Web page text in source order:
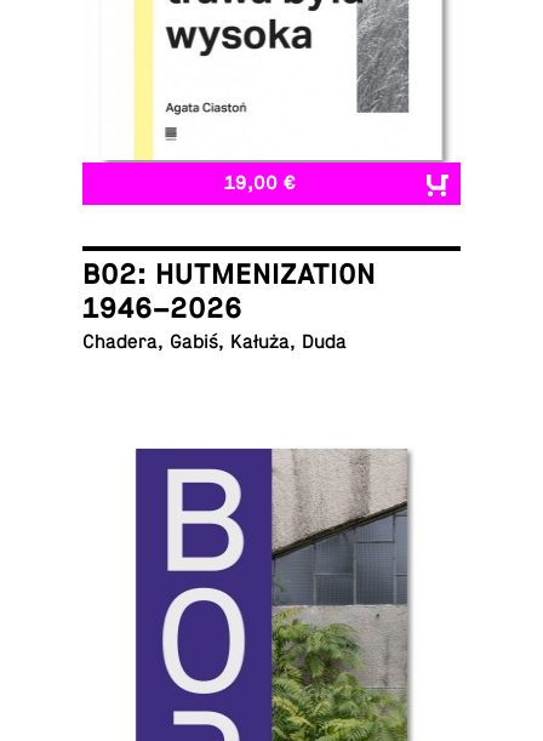
19,00 €
B02: HUTMENIZATION
1946–2026
Chadera, Gabiś, Kałuża, Duda